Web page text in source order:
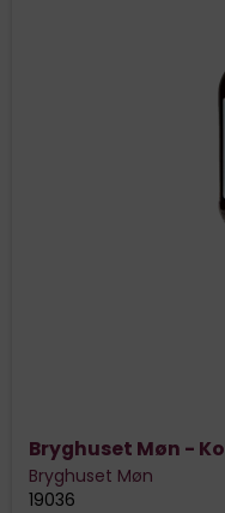
Bryghuset Møn -
Bryghuset Møn
19036